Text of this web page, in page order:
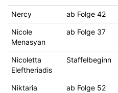
Nercy ab Folge 42
Nicole
Menasyan
ab Folge 37
Nicoletta
Eleftheriadis
Staffelbeginn
Niktaria
ab Folge 52